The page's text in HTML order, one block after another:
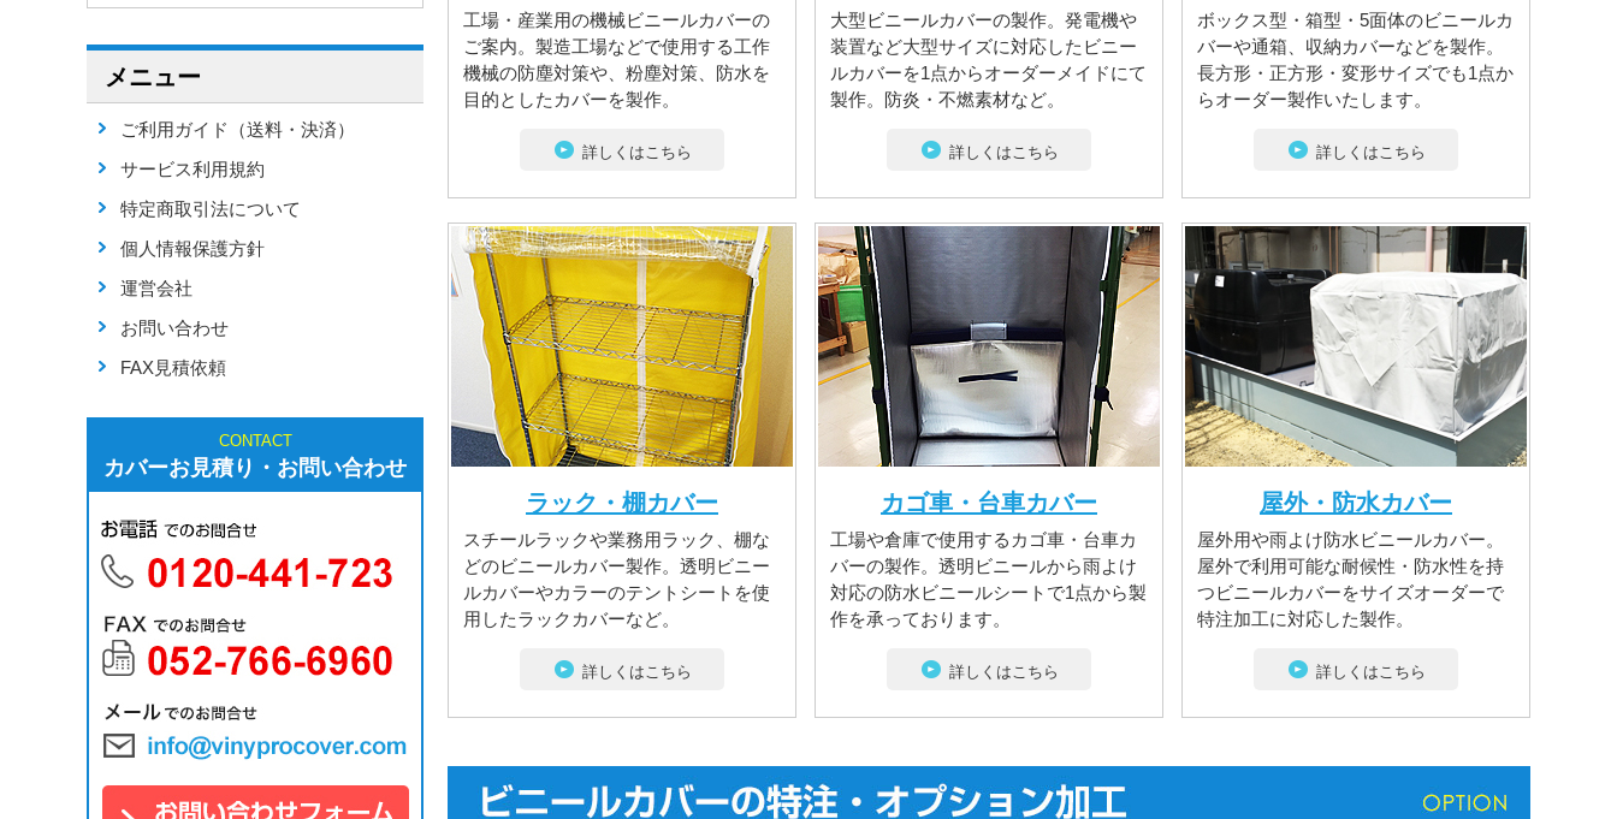
工場・産業用の機械ビニールカバーの
ご案内。製造工場などで使用する工作
機械の防塵対策や、粉塵対策、防水を
目的としたカバーを製作。
詳しくはこちら
大型ビニールカバーの製作。発電機や
装置など大型サイズに対応したビニー
ルカバーを1点からオーダーメイドにて
製作。防炎・不燃素材など。
詳しくはこちら
ボックス型・箱型・5面体のビニールカ
バーや通箱、収納カバーなどを製作。
長方形・正方形・変形サイズでも1点か
らオーダー製作いたします。
詳しくはこちら
ラック・棚カバー
スチールラックや業務用ラック、棚な
どのビニールカバー製作。透明ビニー
ルカバーやカラーのテントシートを使
用したラックカバーなど。
詳しくはこちら
カゴ車・台車カバー
工場や倉庫で使用するカゴ車・台車カ
バーの製作。透明ビニールから雨よけ
対応の防水ビニールシートで1点から製
作を承っております。
詳しくはこちら
屋外・防水カバー
屋外用や雨よけ防水ビニールカバー。
屋外で利用可能な耐候性・防水性を持
つビニールカバーをサイズオーダーで
特注加工に対応した製作。
詳しくはこちら
メニュー
ご利用ガイド（送料・決済）
サービス利用規約
特定商取引法について
個人情報保護方針
運営会社
お問い合わせ
FAX見積依頼
CONTACT
カバーお見積り・お問い合わせ